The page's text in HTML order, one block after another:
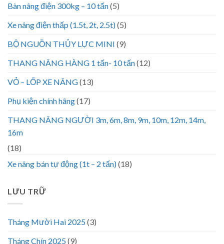
Bàn nâng điện 300kg – 10 tấn(5)
Xe nâng điện thấp (1.5t, 2t, 2.5t)(5)
BỘ NGUỒN THỦY LỰC MINI (9)
THANG NÂNG HÀNG 1 tấn- 10 tấn(12)
VỎ – LỐP XE NÂNG(13)
Phụ kiện chính hãng(17)
THANG NÂNG NGƯỜI 3m, 6m, 8m, 9m, 10m, 12m, 14m,
16m
(18)
Xe nâng bán tự động (1t – 2 tấn)(18)
LƯU TRỮ
Tháng Mười Hai 2025(3)
Tháng Chín 2025(9)